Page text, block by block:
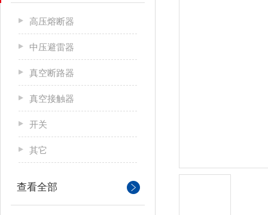
高压熔断器
中压避雷器
真空断路器
真空接触器
开关
其它
查看全部